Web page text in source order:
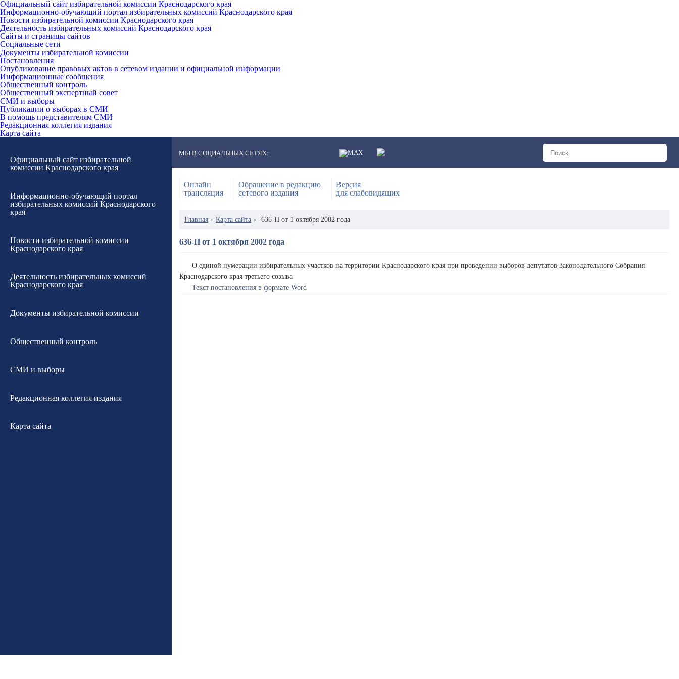
Официальный сайт избирательной комиссии Краснодарского края
Информационно-обучающий портал избирательных комиссий Краснодарского края
Новости избирательной комиссии Краснодарского края
Деятельность избирательных комиссий Краснодарского края
Сайты и страницы сайтов
Социальные сети
Документы избирательной комиссии
Постановления
Опубликование правовых актов в сетевом издании и официальной информации
Информационные сообщения
Общественный контроль
Общественный экспертный совет
СМИ и выборы
Публикации о выборах в СМИ
В помощь представителям СМИ
Редакционная коллегия издания
Карта сайта
Официальный сайт избирательной
комиссии Краснодарского края
Информационно-обучающий портал
избирательных комиссий Краснодарского
края
Новости избирательной комиссии
Краснодарского края
Деятельность избирательных комиссий
Краснодарского края
Документы избирательной комиссии
Общественный контроль
СМИ и выборы
Редакционная коллегия издания
Карта сайта
МЫ В СОЦИАЛЬНЫХ СЕТЯХ:
Онлайн
трансляция
Обращение в редакцию
сетевого издания
Версия
для слабовидящих
Главная › Карта сайта › 636-П от 1 октября 2002 года
636-П от 1 октября 2002 года
О единой нумерации избирательных участков на территории Краснодарского края при проведении выборов депутатов Законодательного Собрания
Краснодарского края третьего созыва
Текст постановления в формате Word